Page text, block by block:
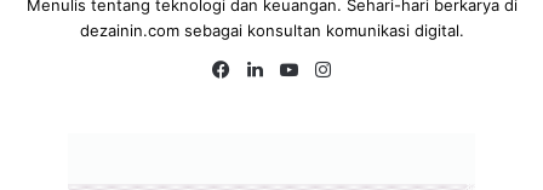
Menulis tentang teknologi dan keuangan. Sehari-hari berkarya di
dezainin.com sebagai konsultan komunikasi digital.
Fa
Lin
Yo